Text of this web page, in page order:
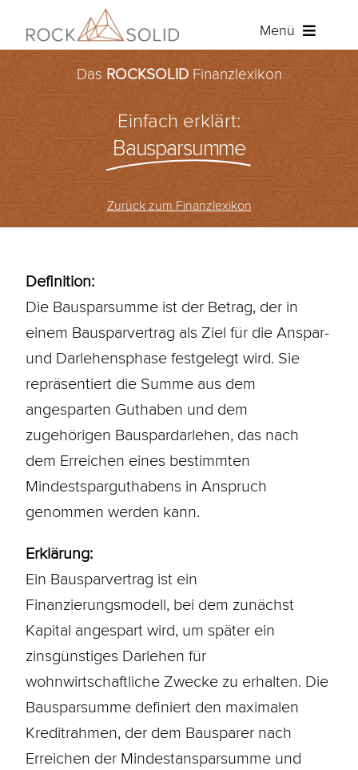
Inhalt
Menü
Baufinanzierung
Ratenkredit
Über ROCKSOLID
Kundenportal
Das ROCKSOLIDFinanzlexikon
Einfach erklärt:
Bausparsumme
Zurück zum Finanzlexikon
Definition:
Die Bausparsumme ist der Betrag, der in
einem Bausparvertrag als Ziel für die Anspar-
und Darlehensphasefestgelegt wird. Sie
repräsentiert die Summe aus dem
angesparten Guthaben und dem
zugehörigen Bauspardarlehen, das nach
dem Erreichen eines bestimmten
Mindestsparguthabens in Anspruch
genommen werden kann.
Erklärung:
Ein Bausparvertrag ist ein
Finanzierungsmodell, bei dem zunächst
Kapital angespart wird, um später ein
zinsgünstiges Darlehen für
wohnwirtschaftliche Zwecke zu erhalten. Die
Bausparsumme definiert den maximalen
Kreditrahmen, der dem Bausparer nach
Erreichen der Mindestansparsumme und